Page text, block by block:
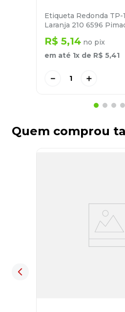
Etiqueta Redonda TP-
Laranja 210 6596
R$ 5,14 no pix
em até 1x de R$ 5,41
＋
－
Quem comprou